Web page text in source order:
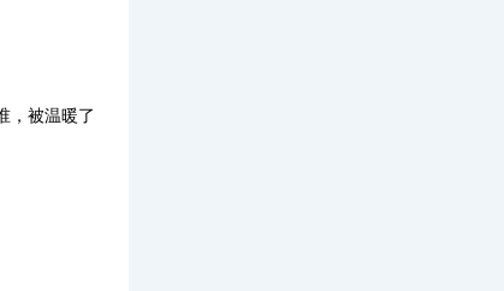
，被温暖了